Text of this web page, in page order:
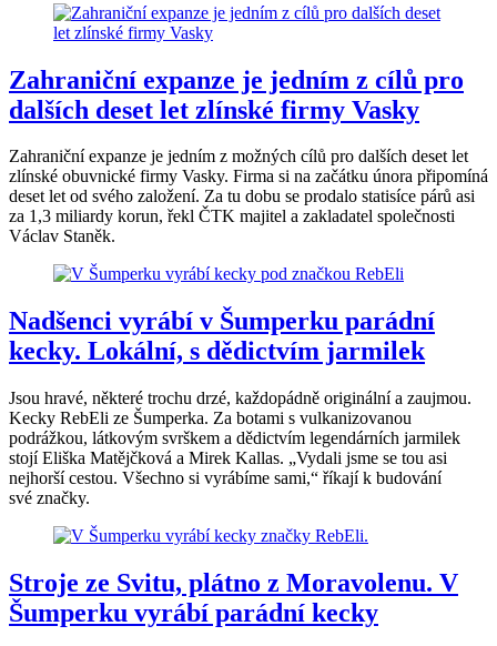
Zahraniční expanze je jedním z cílů pro
dalších deset let zlínské firmy Vasky
Zahraniční expanze je jedním z možných cílů pro dalších deset let
zlínské obuvnické firmy Vasky. Firma si na začátku února připomíná
deset let od svého založení. Za tu dobu se prodalo statisíce párů asi
za 1,3 miliardy korun, řekl ČTK majitel a zakladatel společnosti
Václav Staněk.
Nadšenci vyrábí v Šumperku parádní
kecky. Lokální, s dědictvím jarmilek
Jsou hravé, některé trochu drzé, každopádně originální a zaujmou.
Kecky RebEli ze Šumperka. Za botami s vulkanizovanou
podrážkou, látkovým svrškem a dědictvím legendárních jarmilek
stojí Eliška Matějčková a Mirek Kallas. „Vydali jsme se tou asi
nejhorší cestou. Všechno si vyrábíme sami,“ říkají k budování
své značky.
Stroje ze Svitu, plátno z Moravolenu. V
Šumperku vyrábí parádní kecky